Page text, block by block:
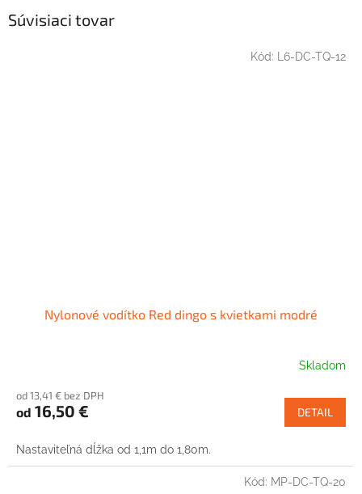
Súvisiaci tovar
Nylonové vodítko Red dingo s kvietkami modré
Skladom
od 13,41 € bez DPH
od 16,50 € DETAIL
Nastaviteľná dĺžka od 1,1m do 1,80m.
Kód: L6-DC-TQ-12
Kód: MP-DC-TQ-20